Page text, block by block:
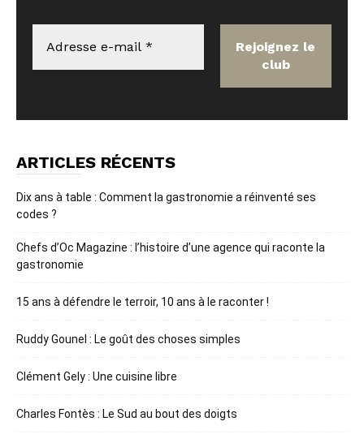
ARTICLES RÉCENTS
Dix ans à table : Comment la gastronomie a réinventé ses
codes ?
Chefs d’Oc Magazine : l’histoire d’une agence qui raconte la
gastronomie
15 ans à défendre le terroir, 10 ans à le raconter !
Ruddy Gounel : Le goût des choses simples
Clément Gely : Une cuisine libre
Charles Fontès : Le Sud au bout des doigts